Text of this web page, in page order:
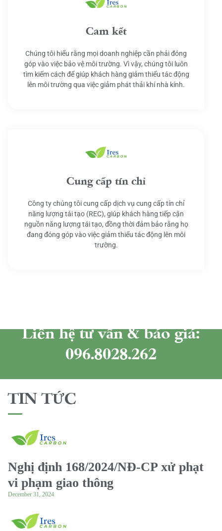
Cam kết
Chúng tôi hiểu rằng mọi doanh nghiệp cần phải đóng
góp vào việc bảo vệ môi trường. Vì vậy, chúng tôi luôn
tìm kiếm cách để giúp khách hàng giảm thiểu tác động
lên môi trường qua việc giảm phát thải khí nhà kính.
Cung cấp tín chỉ
Công ty chúng tôi cung cấp dịch vụ cung cấp tín chỉ
năng lượng tái tạo (REC), giúp khách hàng tiếp cận
nguồn năng lượng tái tạo, đồng thời đảm bảo rằng họ
đang đóng góp vào việc giảm thiểu tác động lên môi
trường.
Liên hệ tư vấn & báo giá:
096.8028.262
TIN TỨC
Nghị định 168/2024/NĐ-CP xử phạt
vi phạm giao thông
December 31, 2024